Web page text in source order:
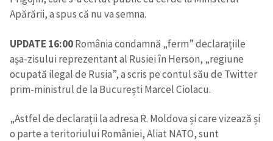
Apărării, a spus că nu va semna.
UPDATE 16:00România condamnă „ferm” declarațiile
așa-zisului reprezentant al Rusiei în Herson, „regiune
ocupată ilegal de Rusia”, a scris pe contul său de Twitter
prim-ministrul de la București Marcel Ciolacu.
„Astfel de declarații la adresa R. Moldova și care vizează și
o parte a teritoriului României, Aliat NATO, sunt